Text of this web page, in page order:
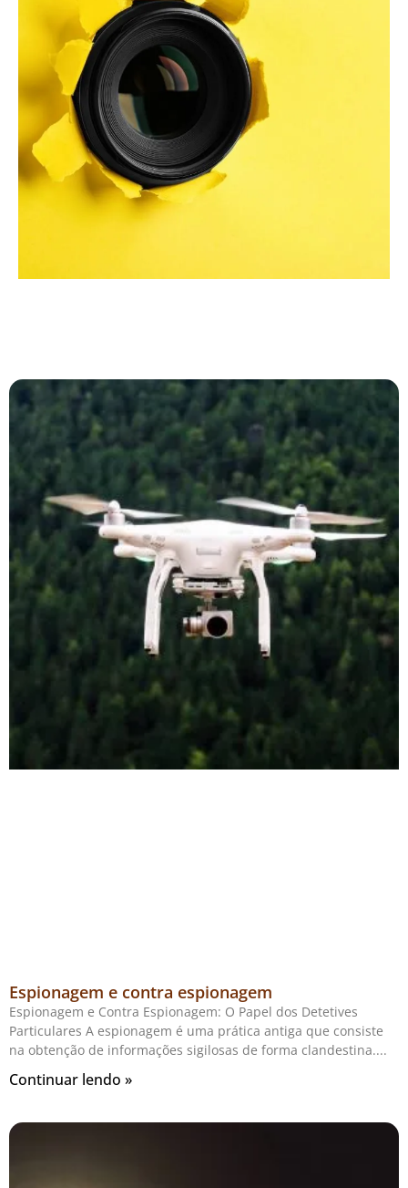
Espionagem e contra espionagem
Espionagem e Contra Espionagem: O Papel dos Detetives
Particulares A espionagem é uma prática antiga que consiste
na obtenção de informações sigilosas de forma clandestina.
Continuar lendo »